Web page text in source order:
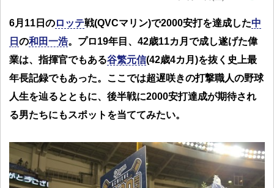
6月11日のロッテ戦(QVCマリン)で2000安打を達成した中
日の和田一浩。プロ19年目、42歳11カ月で成し遂げた偉
業は、指揮官でもある谷繁元信(42歳4カ月)を抜く史上最
年長記録でもあった。ここでは超遅咲きの打撃職人の野球
人生を辿るとともに、後半戦に2000安打達成が期待され
る男たちにもスポットを当ててみたい。